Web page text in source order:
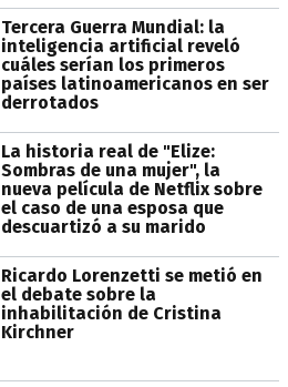
Tercera Guerra Mundial: la
inteligencia artificial reveló
cuáles serían los primeros
países latinoamericanos en ser
derrotados
La historia real de "Elize:
Sombras de una mujer", la
nueva película de Netflix sobre
el caso de una esposa que
descuartizó a su marido
Ricardo Lorenzetti se metió en
el debate sobre la
inhabilitación de Cristina
Kirchner